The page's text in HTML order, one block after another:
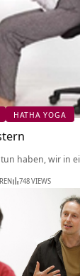
HATHA YOGA
haben, wir in
748 VIEWS